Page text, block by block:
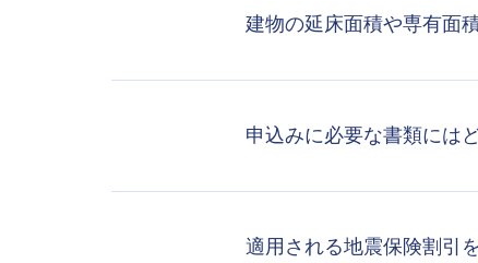
建物の延床面積や専有面
申込みに必要な書類には
適用される地震保険割引